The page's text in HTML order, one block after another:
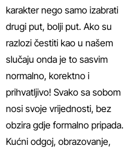
karakter nego samo izabrati
drugi put, bolji put. Ako su
razlozi čestiti kao u našem
slučaju onda je to sasvim
normalno, korektno i
prihvatljivo! Svako sa sobom
nosi svoje vrijednosti, bez
obzira gdje formalno pripada.
Kućni odgoj, obrazovanje,